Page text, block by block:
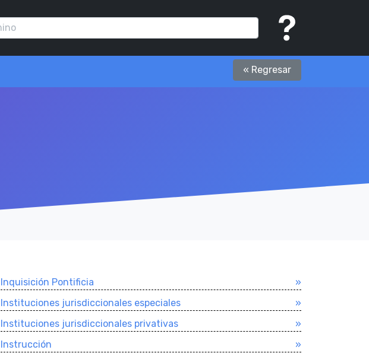
« Regresar
Inquisición Pontificia
»
Instituciones jurisdiccionales especiales
»
Instituciones jurisdiccionales privativas
»
Instrucción
»